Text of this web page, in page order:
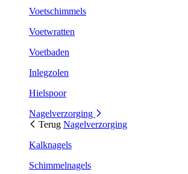
Voetschimmels
Voetwratten
Voetbaden
Inlegzolen
Hielspoor
Nagelverzorging
Terug Nagelverzorging
Kalknagels
Schimmelnagels